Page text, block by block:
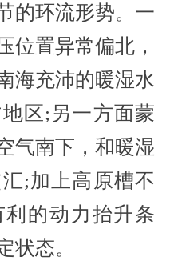
的环流形势。一
位置异常偏北，
海充沛的暖湿水
区;另一方面蒙
气南下，和暖湿
;加上高原槽不
的动力抬升条
状态。